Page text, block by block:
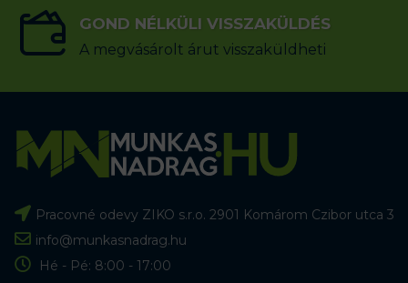
GOND NÉLKÜLI VISSZAKÜLDÉS
A megvásárolt árut visszaküldheti
Pracovné odevy ZIKO s.r.o. 2901 Komárom Czibor utca 3
info@munkasnadrag.hu
Hé - Pé: 8:00 - 17:00